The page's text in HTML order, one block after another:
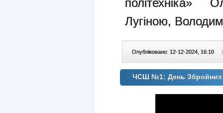
політехніка»
Лугіною,
Опубліковано: 12-12-2024, 16:10 |
ЧСШ №1: День Збройних